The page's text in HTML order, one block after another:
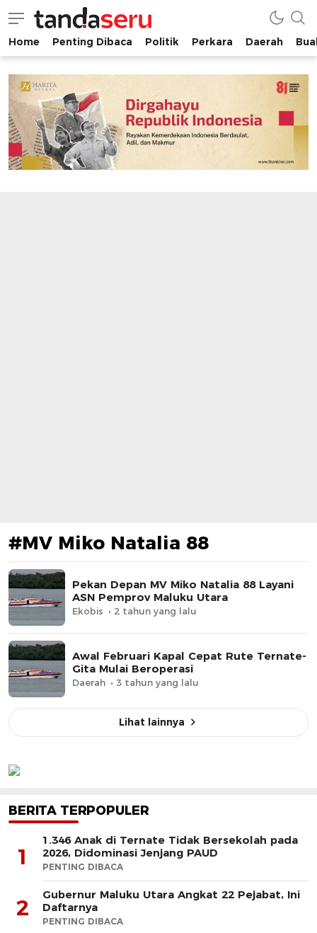
tandaseru.com | Penting Dibaca
tandaseru.com
Home Penting Dibaca Politik Perkara Daerah
#MV Miko Natalia 88
Pekan Depan MV Miko Natalia 88 Layani
ASN Pemprov Maluku Utara
Ekobis 2 tahun yang lalu
Awal Februari Kapal Cepat Rute Ternate-
Gita Mulai Beroperasi
Daerah 3 tahun yang lalu
Lihat lainnya
BERITA TERPOPULER
1
1.346 Anak di Ternate Tidak Bersekolah pada
2026, Didominasi Jenjang PAUD
PENTING DIBACA
2
Gubernur Maluku Utara Angkat 22 Pejabat, Ini
Daftarnya
PENTING DIBACA